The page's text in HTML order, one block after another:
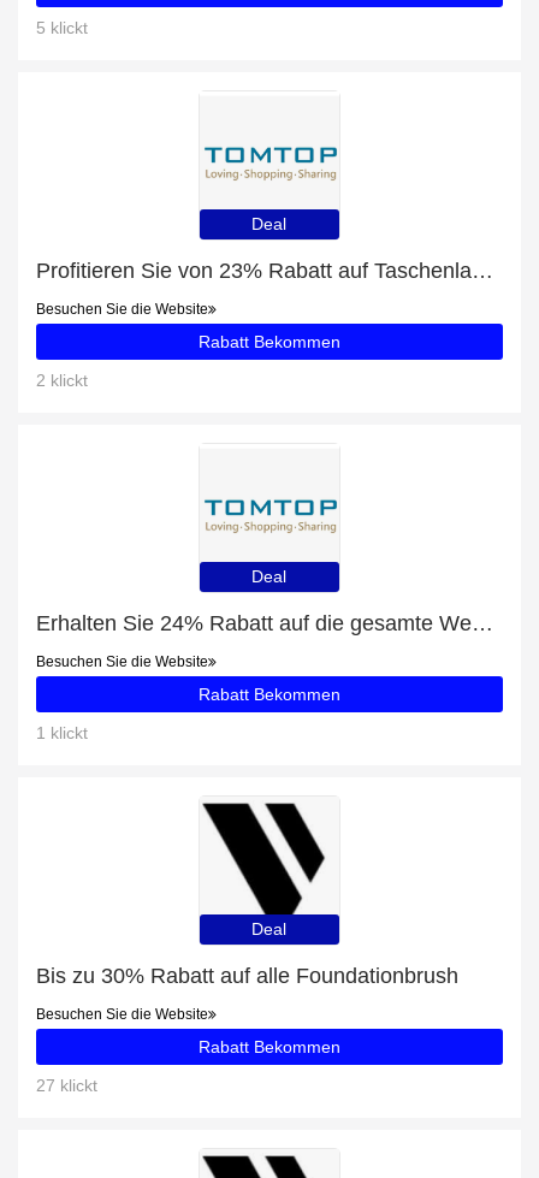
5 klickt
Deal
Profitieren Sie von 23% Rabatt auf Taschenlampe plus 23% Rabatt
Besuchen Sie die Website
Rabatt Bekommen
2 klickt
Deal
Erhalten Sie 24% Rabatt auf die gesamte Website | 10% Rabatt auf Wohnzimmermöbel
Besuchen Sie die Website
Rabatt Bekommen
1 klickt
Deal
Bis zu 30% Rabatt auf alle Foundationbrush
Besuchen Sie die Website
Rabatt Bekommen
27 klickt